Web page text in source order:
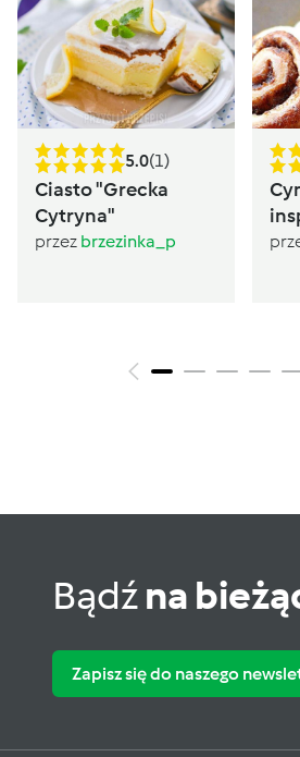
5.0(1)
Ciasto "Grecka
Cytryna"
przez brzezinka_p
Bądźna
Zapisz się do naszego